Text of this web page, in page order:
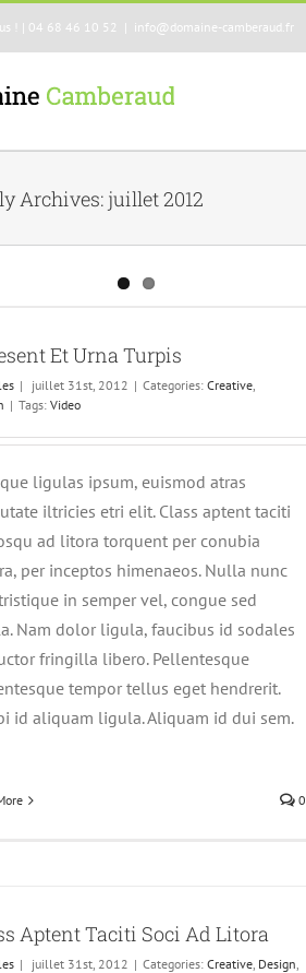
! | 04 68 46 10 52 | info@domaine-camberaud.fr
Archives: juillet 2012
Et Urna Turpis
| juillet 31st, 2012 | Categories: Creative,
| Tags: Video
ligulas ipsum, euismod atras
iltricies etri elit. Class aptent taciti
ad litora torquent per conubia
per inceptos himenaeos. Nulla nunc
in semper vel, congue sed
Nam dolor ligula, faucibus id sodales
fringilla libero. Pellentesque
tempor tellus eget hendrerit.
id aliquam ligula. Aliquam id dui sem.
0
Creative
Aptent Taciti Soci Ad Litora
| juillet 31st, 2012 | Categories: Creative, Design,
Creative Design